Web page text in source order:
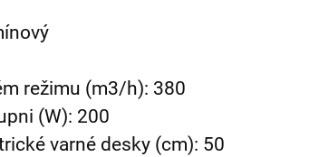
režimu (m3/h): 380
(W): 200
varné desky (cm): 50